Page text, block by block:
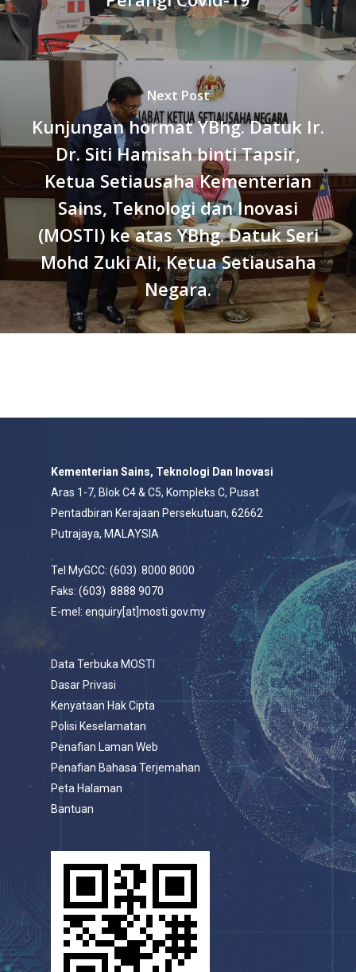
Next Post
Kunjungan hormat YBhg. Datuk Ir.
Dr. Siti Hamisah binti Tapsir,
Ketua Setiausaha Kementerian
Sains, Teknologi dan Inovasi
(MOSTI) ke atas YBhg. Datuk Seri
Mohd Zuki Ali, Ketua Setiausaha
Negara.
Kementerian Sains, Teknologi Dan Inovasi
Aras 1-7, Blok C4 & C5, Kompleks C, Pusat
Pentadbiran Kerajaan Persekutuan, 62662
Putrajaya, MALAYSIA
Tel MyGCC: (603) 8000 8000
Faks: (603) 8888 9070
E-mel: enquiry[at]mosti.gov.my
Data Terbuka MOSTI
Dasar Privasi
Kenyataan Hak Cipta
Polisi Keselamatan
Penafian Laman Web
Penafian Bahasa Terjemahan
Peta Halaman
Bantuan